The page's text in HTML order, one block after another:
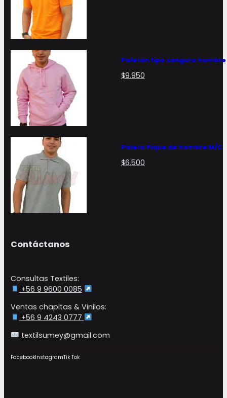
Polerón tipo canguro hombre
$9.950
Polera Pique de hombre M/C
$6.500
Contáctanos
Consultas Textiles:
+56 9 9600 0085
Ventas chapitas & Vinilos:
+56 9 4243 0777
textilsumey@gmail.com
FacebookInstagramTik Tok